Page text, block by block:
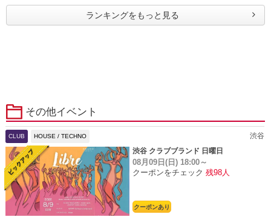
ランキングをもっと見る
その他イベント
CLUB HOUSE / TECHNO
渋谷
渋谷 クラブブランド 日曜日
08月09日(日) 18:00～
クーポンをチェック 残98人
クーポンあり